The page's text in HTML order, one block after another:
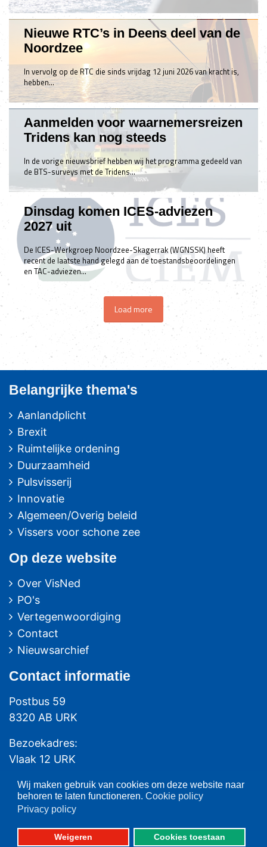
Wij maken gebruik van cookies om deze website naar
behoren te laten functioneren. Cookie policy
Privacy policy
Weigeren Cookies toestaan
Nieuwe RTC’s in Deens deel van de
Noordzee
In vervolg op de RTC die sinds vrijdag 12 juni 2026 van kracht is,
hebben…
Aanmelden voor waarnemersreizen
Tridens kan nog steeds
In de vorige nieuwsbrief hebben wij het programma gedeeld van
de BTS-surveys met de Tridens…
Dinsdag komen ICES-adviezen
2027 uit
De ICES-Werkgroep Noordzee-Skagerrak (WGNSSK) heeft
recent de laatste hand gelegd aan de toestandsbeoordelingen
en TAC-adviezen…
Load more
Belangrijke thema's
Aanlandplicht
Brexit
Ruimtelijke ordening
Duurzaamheid
Pulsvisserij
Innovatie
Algemeen/Overig beleid
Vissers voor schone zee
Op deze website
Over VisNed
PO's
Vertegenwoordiging
Contact
Nieuwsarchief
Contact informatie
Postbus 59
8320 AB URK
Bezoekadres:
Vlaak 12 URK
Telefoon: 0527-684141
Fax: 0527-684166
Fotografie: oa. Albert de Boer, Willem Ment den Heijer en Jacob van Urk